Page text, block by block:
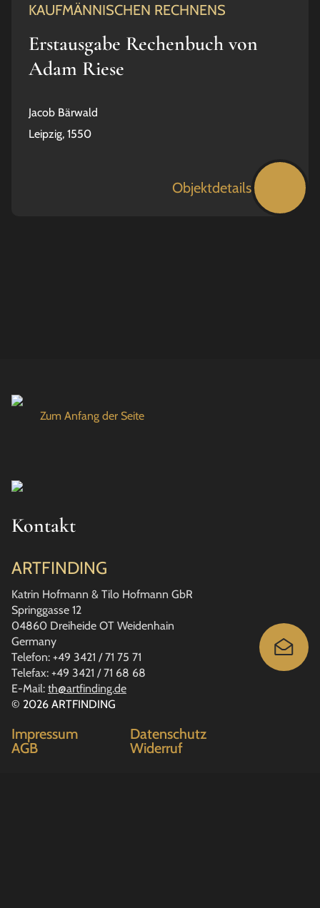
KAUFMÄNNISCHEN RECHNENS
Erstausgabe Rechenbuch von
Adam Riese
Jacob Bärwald
Leipzig, 1550
Objektdetails
Zum Anfang der Seite
© 2026 ARTFINDING
Impressum
Datenschutz
AGB
Widerruf
Kontakt
ARTFINDING
Katrin Hofmann & Tilo Hofmann GbR
Springgasse 12
04860 Dreiheide OT Weidenhain
Germany
Telefon: +49 3421 / 71 75 71
Telefax: +49 3421 / 71 68 68
E-Mail: th@artfinding.de